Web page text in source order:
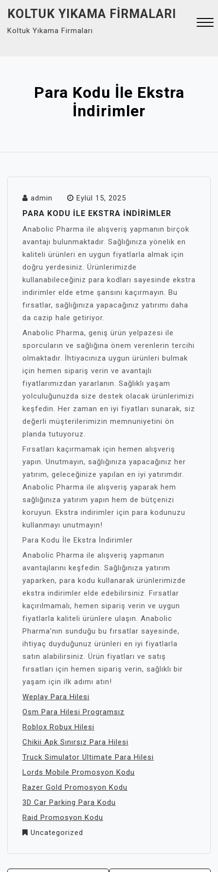
content
KOLTUK YIKAMA FIRMALARI
Koltuk Yıkama Firmaları
Para Kodu İle Ekstra
İndirimler
admin Eylül 15, 2025
PARA KODU İLE EKSTRA İNDIRIMLER
Anabolic Pharma ile alışveriş yapmanın birçok
avantajı bulunmaktadır. Sağlığınıza yönelik en
kaliteli ürünleri en uygun fiyatlarla almak için
doğru yerdesiniz. Ürünlerimizde
kullanabileceğiniz para kodları sayesinde ekstra
indirimler elde etme şansını kaçırmayın. Bu
fırsatlar, sağlığınıza yapacağınız yatırımı daha
da cazip hale getiriyor.
Anabolic Pharma, geniş ürün yelpazesi ile
sporcuların ve sağlığına önem verenlerin tercihi
olmaktadır. İhtiyacınıza uygun ürünleri bulmak
için hemen sipariş verin ve avantajlı
fiyatlarımızdan yararlanın. Sağlıklı yaşam
yolculuğunuzda size destek olacak ürünlerimizi
keşfedin. Her zaman en iyi fiyatları sunarak, siz
değerli müşterilerimizin memnuniyetini ön
planda tutuyoruz.
Fırsatları kaçırmamak için hemen alışveriş
yapın. Unutmayın, sağlığınıza yapacağınız her
yatırım, geleceğinize yapılan en iyi yatırımdır.
Anabolic Pharma ile alışveriş yaparak hem
sağlığınıza yatırım yapın hem de bütçenizi
koruyun. Ekstra indirimler için para kodunuzu
kullanmayı unutmayın!
Para Kodu İle Ekstra İndirimler
Anabolic Pharma ile alışveriş yapmanın
avantajlarını keşfedin. Sağlığınıza yatırım
yaparken, para kodu kullanarak ürünlerimizde
ekstra indirimler elde edebilirsiniz. Fırsatlar
kaçırılmamalı, hemen sipariş verin ve uygun
fiyatlarla kaliteli ürünlere ulaşın. Anabolic
Pharma’nın sunduğu bu fırsatlar sayesinde,
ihtiyaç duyduğunuz ürünleri en iyi fiyatlarla
satın alabilirsiniz. Ürün fiyatları ve satış
fırsatları için hemen sipariş verin, sağlıklı bir
yaşam için ilk adımı atın!
Weplay Para Hilesi
Osm Para Hilesi Programsız
Roblox Robux Hilesi
Chikii Apk Sınırsız Para Hilesi
Truck Simulator Ultimate Para Hilesi
Lords Mobile Promosyon Kodu
Razer Gold Promosyon Kodu
3D Car Parking Para Kodu
Raid Promosyon Kodu
Uncategorized